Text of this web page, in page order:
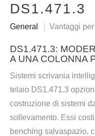
DS1.471.3
General Vantaggi
DS1.471.3:
A UNA COLONNA
Sistemi scrivania
telaio DS1.471.3
costruzione di sistemi
sollevamento. Essi
benching salvaspazio,